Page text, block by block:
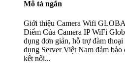
Mô tả ngắn
Giới thiệu Camera Wifi
Điểm Của Camera IP WiFi
dụng đơn giản, hỗ trợ đàm
dụng Server Việt Nam đảm
kết nối...